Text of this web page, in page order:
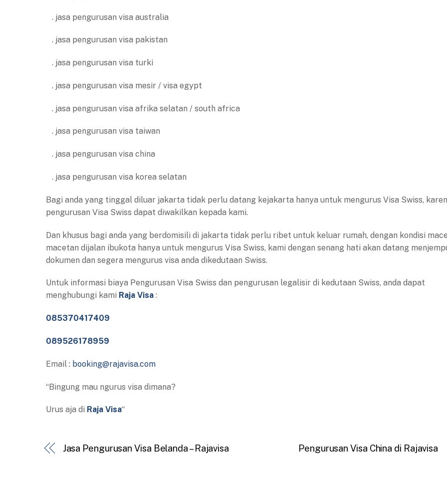
. jasa pengurusan visa australia
. jasa pengurusan visa pakistan
. jasa pengurusan visa turki
. jasa pengurusan visa mesir / visa egypt
. jasa pengurusan visa afrika selatan / south africa
. jasa pengurusan visa taiwan
. jasa pengurusan visa china
. jasa pengurusan visa korea selatan
Bagi anda yang tinggal diluar jakarta tidak perlu datang kejakarta hanya untuk mengurus Visa Swiss,
pengurusan Visa Swiss dapat diwakilkan kepada kami.
Dan khusus bagi anda yang berdomisili di jakarta tidak perlu ribet untuk keluar rumah, dengan kondisi
macetan dijalan ibukota hanya untuk mengurus Visa Swiss, kami dengan senang hati akan datang
dokumen dan segera mengurus visa anda dikedutaan Swiss.
Untuk informasi biaya Pengurusan Visa Swiss dan pengurusan legalisir di kedutaan Swiss, anda dapat
menghubungi kami Raja Visa :
085370417409
089526178959
Email : booking@rajavisa.com
“Bingung mau ngurus visa dimana?
Urus aja di Raja Visa“
Jasa Pengurusan Visa Belanda – Rajavisa Pengurusan Visa China di Rajavisa